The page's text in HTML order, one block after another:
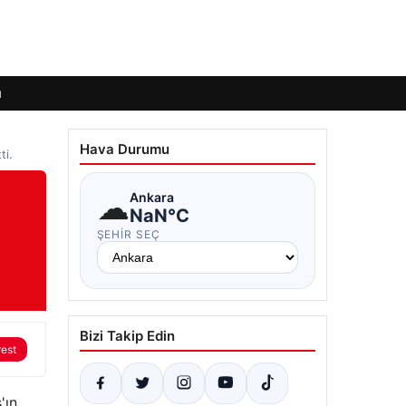
Hava Durumu
☁Ankara
NaN°C
ŞEHIR SEÇ
Bizi Takip Edin